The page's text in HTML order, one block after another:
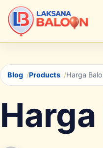
Blog Products Harga